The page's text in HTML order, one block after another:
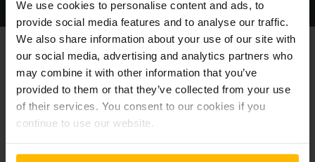
We use cookies to personalise content and ads, to
provide social media features and to analyse our traffic.
We also share information about your use of our site with
our social media, advertising and analytics partners who
may combine it with other information that you’ve
provided to them or that they’ve collected from your use
of their services. You consent to our cookies if you
continue to use our website.
Integrované do vášho IT prostredia
Mobilné roboty Jungheinrich možno používať ako samostatný
systém, ale aj ako sieťové riešenie. V samostatnom systéme
komunikujú vozíky so svojimi perifériami cez systém
rýchlobránami, inak fungujú autonómne. Ak chcete pokryť